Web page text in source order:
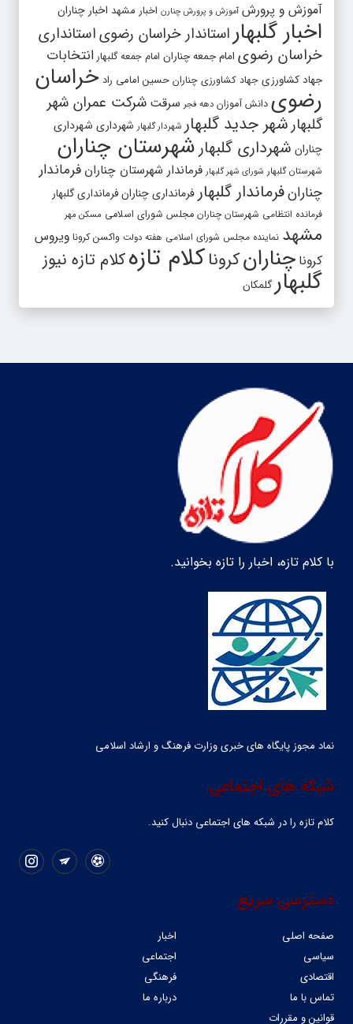
آموزش و پرورش آموزش و پرورش چنارن اخبار مشهد اخبار چناران
اخبار گلبهار استاندار خراسان رضویاستانداری
خراسان رضوی امام جمعه چناران امام جمعه گلبهار انتخابات
جهاد کشاورزی جهاد کشاورزی چناران حسین امامی راد خراسان
رضوی دانش آموزان دهه فجر سرقت شرکت عمران شهر
گلبهارشهر جدید گلبهار شهردار گلبهار شهرداری شهرداری
چناران شهرداری گلبهار شهرستان چناران
شهرستان گلبهار شورای شهر گلبهار فرماندار شهرستان چناران فرماندار
چنارانفرماندار گلبهار فرمانداری چنارانفرمانداری گلبهار
فرمانده انتظامی شهرستان چناران مجلس شورای اسلامی مسکن مهر
مشهد نماینده مجلس شورای اسلامی هفته دولت واکسن کرونا ویروس
کرونا چنارانکروناکلام تازهکلام تازه نیوز
گلبهارگلمکان
با کلام تازه، اخبار را تازه بخوانید.
نماد مجوز پایگاه های خبری وزارت فرهنگ و ارشاد اسلامی
شبکه های اجتماعی
کلام تازه را در شبکه ‌های اجتماعی دنبال کنید.
دسترسی سریع
صفحه اصلی
اخبار
سیاسی
اجتماعی
اقتصادی
فرهنگی
تماس با ما
درباره ما
قوانین و مقررات